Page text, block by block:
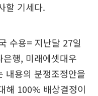
할 기세다.
수용= 지난달 27일
행, 미래에셋대우
내용의 분쟁조정안을
해 100% 배상결정이